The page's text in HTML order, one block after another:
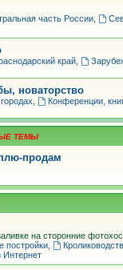
часть России,
край,
новаторство
Конференции,
продам
на сторонние
постройки,
Интернет